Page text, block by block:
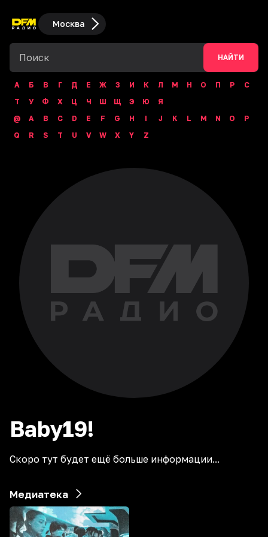
Москва
НАЙТИ
А Б В Г Д Е Ж З И К Л М Н О П Р
С
Т
У Ф Х Ц Ч Ш Щ Э Ю
Я
@
A B C D E F G H I J K L M N O
P
Q
R S T U V W X Y Z
Baby19!
Скоро тут будет ещё больше информации...
Медиатека